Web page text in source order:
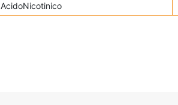
AcidoNicotinico